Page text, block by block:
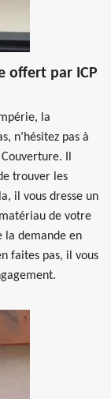
offert par ICP
la
n’hésitez pas à
Il
trouver les
il vous dresse un
de votre
la demande en
faites pas, il vous